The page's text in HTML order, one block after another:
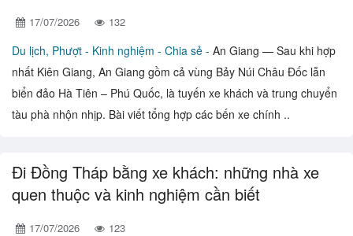
17/07/2026 132
Du lịch, Phượt - Kinh nghiệm - Chia sẻ - An Giang — Sau khi hợp
nhất Kiên Giang, An Giang gồm cả vùng Bảy Núi Châu Đốc lẫn
biển đảo Hà Tiên – Phú Quốc, là tuyến xe khách và trung chuyển
tàu phà nhộn nhịp. Bài viết tổng hợp các bến xe chính ..
Đi Đồng Tháp bằng xe khách: những nhà xe
quen thuộc và kinh nghiệm cần biết
17/07/2026 123